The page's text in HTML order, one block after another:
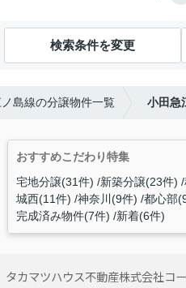
検索条件を変更
島線の分譲物件一覧 小田急
おすすめこだわり特集
宅地分譲(31件) 新築分譲(23件)
城西(11件) 神奈川(9件) 都心部
完成済み物件(7件) 新着(6件)
タカマツハウス不動産株式会社コ